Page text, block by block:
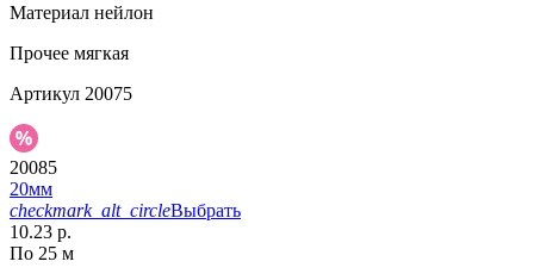
Материал нейлон
Прочее мягкая
Артикул 20075
20085
20мм
checkmark_alt_circleВыбрать
10.23 р.
По 25 м